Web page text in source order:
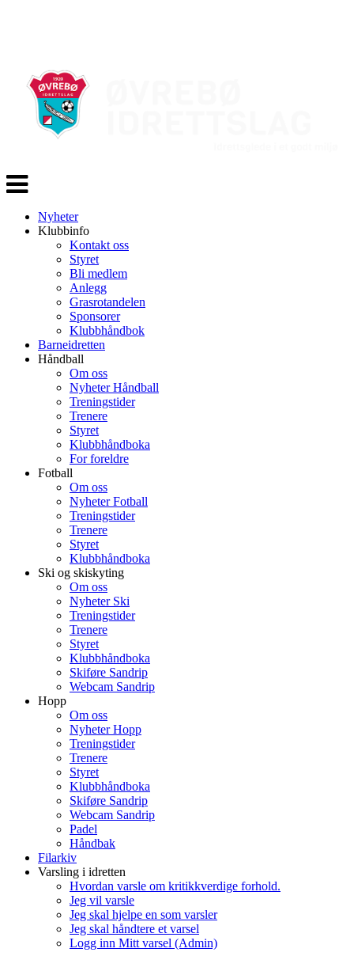
Veksle
navigasjon
Nyheter
Klubbinfo
Kontakt oss
Styret
Bli medlem
Anlegg
Grasrotandelen
Sponsorer
Klubbhåndbok
Barneidretten
Håndball
Om oss
Nyheter Håndball
Treningstider
Trenere
Styret
Klubbhåndboka
For foreldre
Fotball
Om oss
Nyheter Fotball
Treningstider
Trenere
Styret
Klubbhåndboka
Ski og skiskyting
Om oss
Nyheter Ski
Treningstider
Trenere
Styret
Klubbhåndboka
Skiføre Sandrip
Webcam Sandrip
Hopp
Om oss
Nyheter Hopp
Treningstider
Trenere
Styret
Klubbhåndboka
Skiføre Sandrip
Webcam Sandrip
Padel
Håndbak
Filarkiv
Varsling i idretten
Hvordan varsle om kritikkverdige forhold.
Jeg vil varsle
Jeg skal hjelpe en som varsler
Jeg skal håndtere et varsel
Logg inn Mitt varsel (Admin)